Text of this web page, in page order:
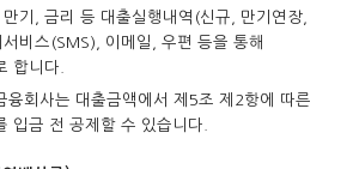
기, 금리 등 대출실행내역(신규, 만기연장,
비스(SMS), 이메일, 우편 등을 통해
합니다.
회사는 대출금액에서 제5조 제2항에 따른
입금 전 공제할 수 있습니다.